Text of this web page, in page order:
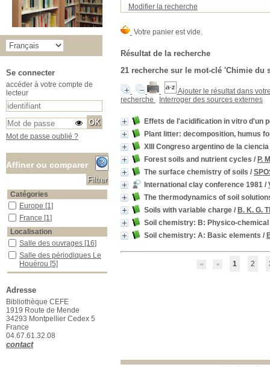
Modifier la recherche
Résultat de la recherche
21 recherche sur le mot-clé 'Chimie du
Ajouter le résultat dans
recherche
Interroger des sources externes
Effets de l'acidification in vitro d'un
Plant litter: decomposition, humus
XIII Congreso argentino de la
Forest soils and nutrient cycles / P.
The surface chemistry of soils /
International clay conference 1981 /
The thermodynamics of soil
Soils with variable charge / B. K. G.
Soil chemistry: B: Physico-
Soil chemistry: A: Basic elements /
1 2
Se connecter
accéder à votre compte de
lecteur
Mot de passe oublié ?
Affiner ou comparer
Catégories
EuropeEurope [1]
FranceFrance [1]
Localisation
Salle des ouvrages
Salle des ouvrages [16]
Salle des périodiques Le Houérou
Salle des périodiques Le
Houérou [5]
06_Chimie_Physique
06_Chimie_Physique
12_Sciences_du_sol
12_Sciences_du_sol
17_Foresterie
17_Foresterie[2]
23_Publications_CEFE
23_Publications_CEFE
26_Collections
26_Collections
Adresse
Bibliothèque CEFE
1919 Route de Mende
34293 Montpellier Cedex 5
France
04.67.61.32.08
contact